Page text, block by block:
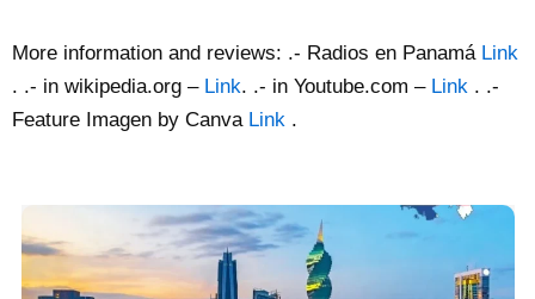
More information and reviews: .- Radios en Panamá Link
. .- in wikipedia.org –Link. .- in Youtube.com – Link . .-
Feature Imagen by Canva Link .